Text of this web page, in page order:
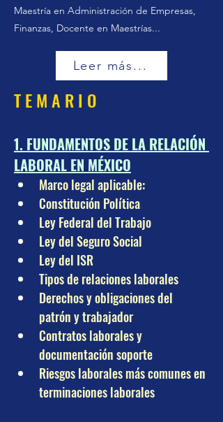
Maestría en Administración de Empresas,
Finanzas, Docente en Maestrías...
Leer más...
T E M A R I O
1. FUNDAMENTOS DE LA RELACIÓN
LABORAL EN MÉXICO
Marco legal aplicable:
Constitución Política
Ley Federal del Trabajo
Ley del Seguro Social
Ley del ISR
Tipos de relaciones laborales
Derechos y obligaciones del
patrón y trabajador
Contratos laborales y
documentación soporte
Riesgos laborales más comunes en
terminaciones laborales